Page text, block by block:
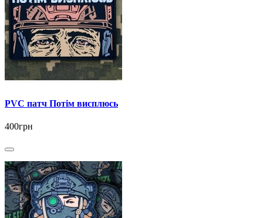
PVC патч Потім висплюсь
400грн